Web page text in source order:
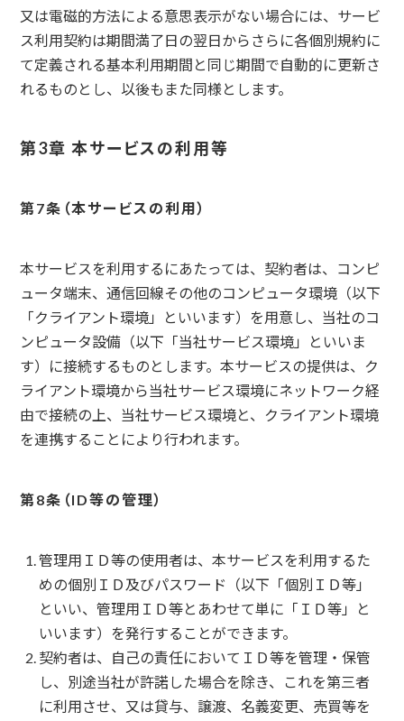
又は電磁的方法による意思表示がない場合には、サービ
ス利用契約は期間満了日の翌日からさらに各個別規約に
て定義される基本利用期間と同じ期間で自動的に更新さ
れるものとし、以後もまた同様とします。
第3章 本サービスの利用等
本サービスの利用
本サービスを利用するにあたっては、契約者は、コンピ
ュータ端末、通信回線その他のコンピュータ環境（以下
「クライアント環境」といいます）を用意し、当社のコ
ンピュータ設備（以下「当社サービス環境」といいま
す）に接続するものとします。本サービスの提供は、ク
ライアント環境から当社サービス環境にネットワーク経
由で接続の上、当社サービス環境と、クライアント環境
を連携することにより行われます。
ID等の管理
管理用ＩＤ等の使用者は、本サービスを利用するた
めの個別ＩＤ及びパスワード（以下「個別ＩＤ等」
といい、管理用ＩＤ等とあわせて単に「ＩＤ等」と
いいます）を発行することができます。
契約者は、自己の責任においてＩＤ等を管理・保管
し、別途当社が許諾した場合を除き、これを第三者
に利用させ、又は貸与、譲渡、名義変更、売買等を